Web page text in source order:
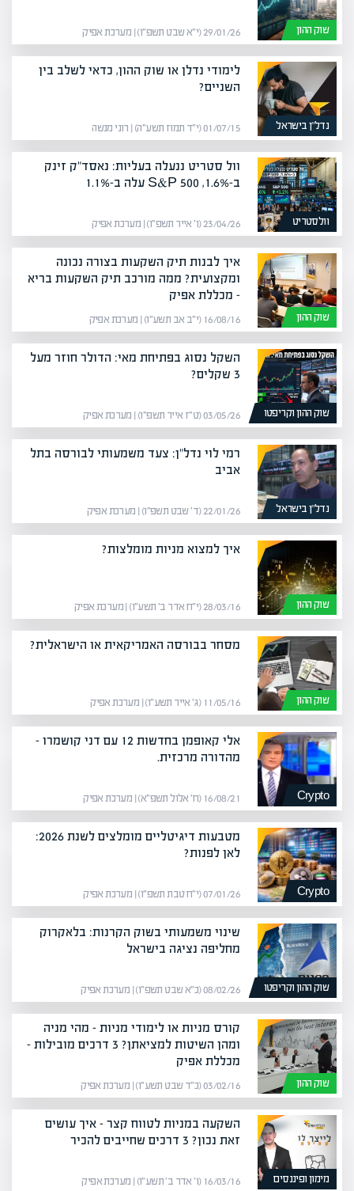
שוק ההון 29/01/26 (י״א שבט תשפ״ו) | מערכת אפיק
נדל”ן בישראל
לימודי נדלן או שוק ההון, כדאי לשלב בין
השניים?
01/07/15 (י״ד תמוז תשע״ה) | רוני מנשה
וולסטריט
וול סטריט ננעלה בעליות: נאסד"ק זינק
ב-1.6%, S&P 500 עלה ב-1.1%
23/04/26 (ו׳ אייר תשפ״ו) | מערכת אפיק
שוק ההון
איך לבנות תיק השקעות בצורה נכונה
ומקצועית? ממה מורכב תיק השקעות בריא
– מכללת אפיק
16/08/16 (י״ב אב תשע״ו) | מערכת אפיק
שוק ההון וקריפטו
השקל נסוג בפתיחת מאי: הדולר חוזר מעל
3 שקלים?
03/05/26 (ט״ז אייר תשפ״ו) | מערכת אפיק
נדל”ן בישראל
רמי לוי נדל"ן: צעד משמעותי לבורסה בתל
אביב
22/01/26 (ד׳ שבט תשפ״ו) | מערכת אפיק
שוק ההון
איך למצוא מניות מומלצות?
28/03/16 (י״ח אדר ב׳ תשע״ו) | מערכת אפיק
שוק ההון
מסחר בבורסה האמריקאית או הישראלית?
11/05/16 (ג׳ אייר תשע״ו) | מערכת אפיק
Crypto
אלי קאופמן בחדשות 12 עם דני קושמרו –
מהדורה מרכזית.
16/08/21 (ח׳ אלול תשפ״א) | מערכת אפיק
Crypto
מטבעות דיגיטליים מומלצים לשנת 2026:
לאן לפנות?
07/01/26 (י״ח טבת תשפ״ו) | מערכת אפיק
שוק ההון וקריפטו
שינוי משמעותי בשוק הקרנות: בלאקרוק
מחליפה נציגה בישראל
08/02/26 (כ״א שבט תשפ״ו) | מערכת אפיק
שוק ההון
קורס מניות או לימודי מניות – מהי מניה
ומהן השיטות למציאתן? 3 דרכים מובילות –
מכללת אפיק
03/02/16 (כ״ד שבט תשע״ו) | מערכת אפיק
מימון ופיננסים
השקעה במניות לטווח קצר – איך עושים
זאת נכון? 3 דרכים שחייבים להכיר
16/03/16 (ו׳ אדר ב׳ תשע״ו) | מערכת אפיק